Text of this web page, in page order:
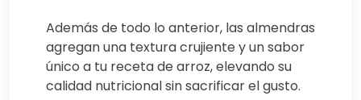
Además de todo lo anterior, las almendras
agregan una textura crujiente y un sabor
único a tu receta de arroz, elevando su
calidad nutricional sin sacrificar el gusto.